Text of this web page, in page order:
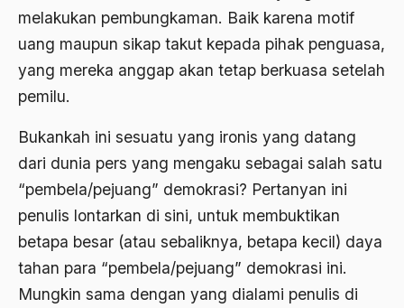
melakukan pembungkaman. Baik karena motif
uang maupun sikap takut kepada pihak penguasa,
yang mereka anggap akan tetap berkuasa setelah
pemilu.
Bukankah ini sesuatu yang ironis yang datang
dari dunia pers yang mengaku sebagai salah satu
“pembela/pejuang” demokrasi? Pertanyan ini
penulis lontarkan di sini, untuk membuktikan
betapa besar (atau sebaliknya, betapa kecil) daya
tahan para “pembela/pejuang” demokrasi ini.
Mungkin sama dengan yang dialami penulis di
1971
Agama Asli Indonesia
Agama dan Negara
Agama dan negaraa
Agama dan Pemerintah
Agama dan Politik
Agama dan Praktis
Agama Demokrasi
Agama di Asia